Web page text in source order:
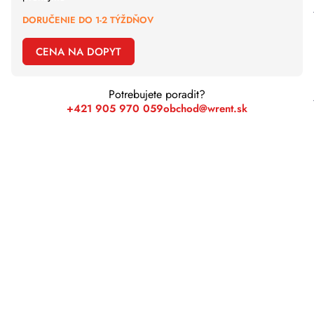
DORUČENIE DO 1-2 TÝŽDŇOV
CENA NA DOPYT
Potrebujete poradit?
+421 905 970 059obchod@wrent.sk